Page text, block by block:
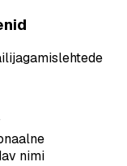
nimi